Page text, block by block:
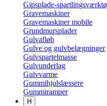
Gipsplade-
Gravemaskiner
Gravemaskiner mobile
Grundmursplader
Gulvafløb
Gulve og gulvbelægninger
Gulvspartelmasse
Gulvunderlag
Gulvvarme
Gummihjulslæssere
Gummiramper
H